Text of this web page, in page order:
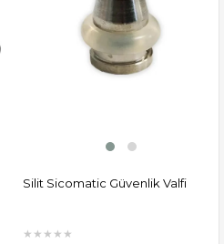
Silit Sicomatic Güvenlik Valfi
★ ★ ★ ★ ★